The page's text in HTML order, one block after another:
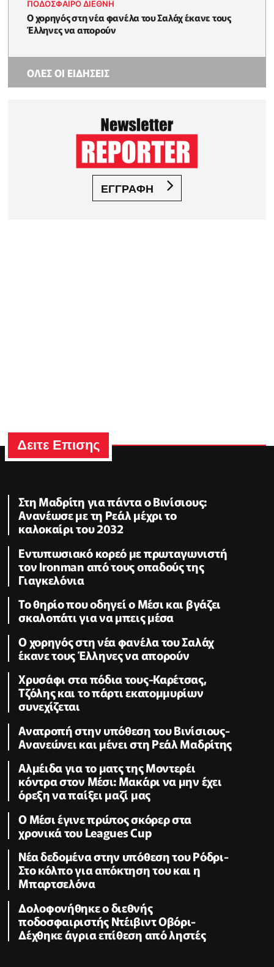
ΠΟΔΟΣΦΑΙΡΟ ΔΙΕΘΝΗ
Ο χορηγός στη νέα φανέλα του Σαλάχ έκανε τους
Έλληνες να απορούν
ΟΛΕΣ ΟΙ ΕΙΔΗΣΕΙΣ
ΕΓΓΡΑΦΗ
Δειτε Επισης
Στη Μαδρίτη για πάντα ο Βινίσιους:
Ανανέωσε με τη Ρεάλ μέχρι το
καλοκαίρι του 2032
Εντυπωσιακό κορεό με πρωταγωνιστή
τον Ironman από τους οπαδούς της
Γιαγκελόνια
Το θηρίο που οδηγεί ο Μέσι και βγάζει
σκαλοπάτι για να μπεις μέσα
Ο χορηγός στη νέα φανέλα του Σαλάχ
έκανε τους Έλληνες να απορούν
Χρυσάφι στα πόδια τους-Καρέτσας,
Τζόλης και το πάρτι εκατομμυρίων
συνεχίζεται
Ανατροπή στην υπόθεση του Βινίσιους-
Ανανεώνει και μένει στη Ρεάλ Μαδρίτης
Αλμέιδα για το ματς της Μοντερέι
κόντρα στον Μέσι: Μακάρι να μην έχει
όρεξη να παίξει μαζί μας
Ο Μέσι έγινε πρώτος σκόρερ στα
χρονικά του Leagues Cup
Νέα δεδομένα στην υπόθεση του Ρόδρι-
Στο κόλπο για απόκτηση του και η
Μπαρτσελόνα
Δολοφονήθηκε o διεθνής
ποδοσφαιριστής Ντέιβιντ Οβόρι-
Δέχθηκε άγρια επίθεση από ληστές